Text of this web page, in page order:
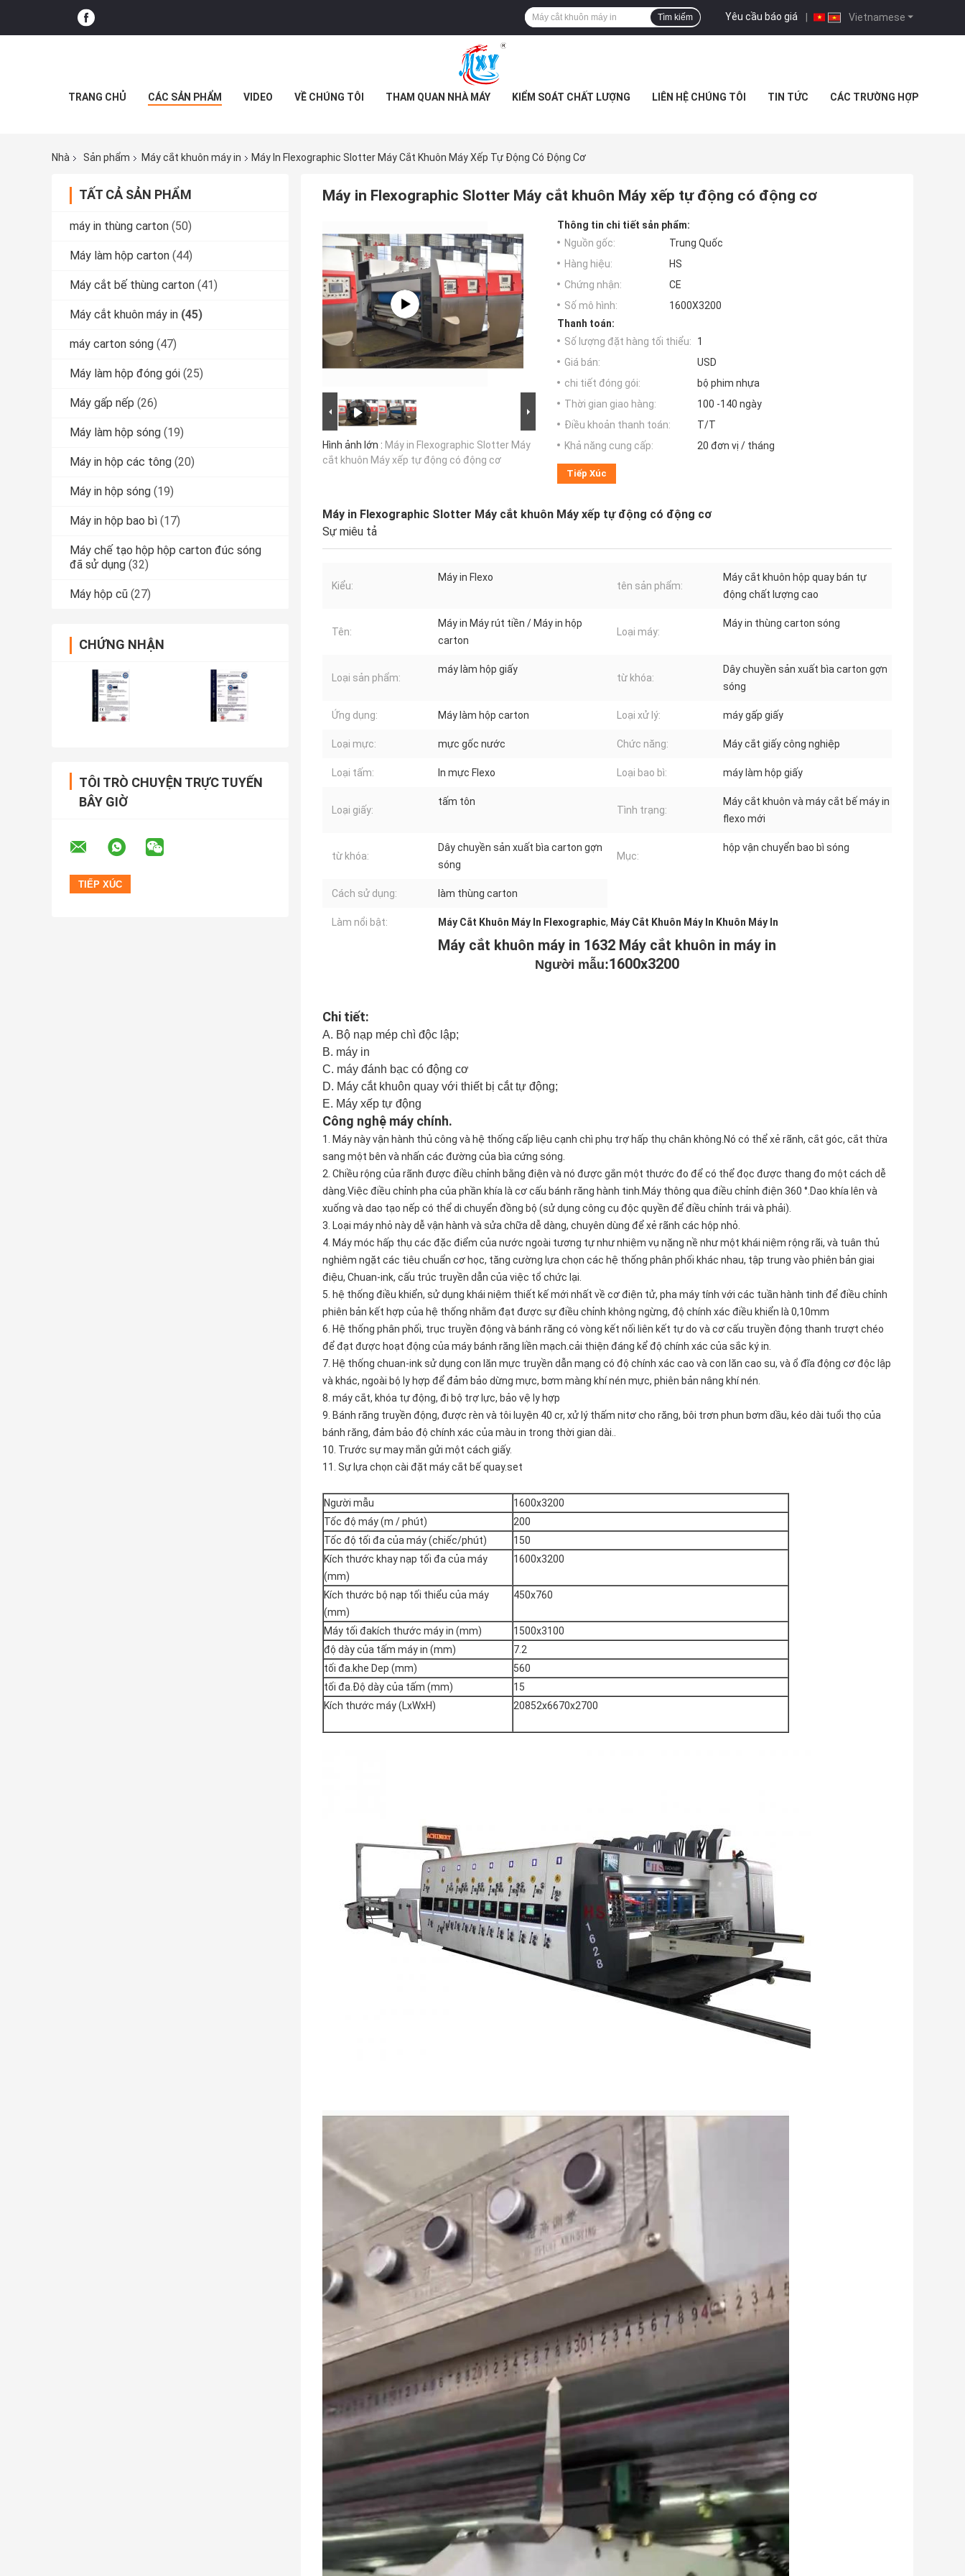
Vietnamese
Yêu cầu báo giá |
Tìm kiếm
TRANG CHỦ CÁC SẢN PHẨM VIDEO VỀ CHÚNG TÔI THAM QUAN NHÀ MÁY KIỂM SOÁT CHẤT LƯỢNG LIÊN HỆ CHÚNG TÔI TIN TỨC CÁC TRƯỜNG HỢP
Nhà Sản phẩm Máy cắt khuôn máy in Máy In Flexographic Slotter Máy Cắt Khuôn Máy Xếp Tự Động Có Động Cơ
TẤT CẢ SẢN PHẨM
máy in thùng carton (50)
Máy làm hộp carton (44)
Máy cắt bế thùng carton (41)
Máy cắt khuôn máy in (45)
máy carton sóng (47)
Máy làm hộp đóng gói (25)
Máy gấp nếp (26)
Máy làm hộp sóng (19)
Máy in hộp các tông (20)
Máy in hộp sóng (19)
Máy in hộp bao bì (17)
Máy chế tạo hộp hộp carton đúc sóng
đã sử dụng (32)
Máy hộp cũ (27)
CHỨNG NHẬN
TÔI TRÒ CHUYỆN TRỰC TUYẾN
BÂY GIỜ
Máy in Flexographic Slotter Máy cắt khuôn Máy xếp tự động có động cơ
Hình ảnh lớn : Máy in Flexographic Slotter Máy
cắt khuôn Máy xếp tự động có động cơ
Thông tin chi tiết sản phẩm:
Nguồn gốc:
Trung Quốc
Hàng hiệu:
HS
Chứng nhận:
CE
Số mô hình:
1600X3200
Thanh toán:
Số lượng đặt hàng tối thiểu:
1
Giá bán:
USD
chi tiết đóng gói:
bộ phim nhựa
Thời gian giao hàng:
100 -140 ngày
Điều khoản thanh toán:
T/T
Khả năng cung cấp:
20 đơn vị / tháng
Tiếp Xúc
Máy in Flexographic Slotter Máy cắt khuôn Máy xếp tự động có động cơ
Sự miêu tả
Kiểu:
Máy in Flexo
tên sản phẩm:
Máy cắt khuôn hộp quay bán tự
động chất lượng cao
Tên:
Máy in Máy rút tiền / Máy in hộp
carton
Loại máy:
Máy in thùng carton sóng
Loại sản phẩm:
máy làm hộp giấy
từ khóa:
Dây chuyền sản xuất bìa carton gợn
sóng
Ứng dụng: Máy làm hộp carton Loại xử lý: máy gấp giấy
Loại mực: mực gốc nước Chức năng: Máy cắt giấy công nghiệp
Loại tấm: In mực Flexo Loại bao bì: máy làm hộp giấy
Loại giấy:
tấm tôn
Tình trạng:
Máy cắt khuôn và máy cắt bế máy in
flexo mới
từ khóa:
Dây chuyền sản xuất bìa carton gợn
sóng
Mục:
hộp vận chuyển bao bì sóng
Cách sử dụng: làm thùng carton
Làm nổi bật: Máy Cắt Khuôn Máy In Flexographic, Máy Cắt Khuôn Máy In Khuôn Máy In
Máy cắt khuôn máy in 1632 Máy cắt khuôn in máy in
Người mẫu:1600x3200
Chi tiết:
A. Bộ nạp mép chì độc lập;
B. máy in
C. máy đánh bạc có động cơ
D. Máy cắt khuôn quay với thiết bị cắt tự động;
E. Máy xếp tự động
Công nghệ máy chính.
1. Máy này vận hành thủ công và hệ thống cấp liệu cạnh chì phụ trợ hấp thụ chân không.Nó có thể xẻ rãnh, cắt góc, cắt thừa
sang một bên và nhấn các đường của bìa cứng sóng.
2. Chiều rộng của rãnh được điều chỉnh bằng điện và nó được gắn một thước đo để có thể đọc được thang đo một cách dễ
dàng.Việc điều chỉnh pha của phần khía là cơ cấu bánh răng hành tinh.Máy thông qua điều chỉnh điện 360 °.Dao khía lên và
xuống và dao tạo nếp có thể di chuyển đồng bộ (sử dụng công cụ độc quyền để điều chỉnh trái và phải).
3. Loại máy nhỏ này dễ vận hành và sửa chữa dễ dàng, chuyên dùng để xẻ rãnh các hộp nhỏ.
4. Máy móc hấp thụ các đặc điểm của nước ngoài tương tự như nhiệm vụ nặng nề như một khái niệm rộng rãi, và tuân thủ
nghiêm ngặt các tiêu chuẩn cơ học, tăng cường lựa chọn các hệ thống phân phối khác nhau, tập trung vào phiên bản giai
điệu, Chuan-ink, cấu trúc truyền dẫn của việc tổ chức lại.
5. hệ thống điều khiển, sử dụng khái niệm thiết kế mới nhất về cơ điện tử, pha máy tính với các tuần hành tinh để điều chỉnh
phiên bản kết hợp của hệ thống nhằm đạt được sự điều chỉnh không ngừng, độ chính xác điều khiển là 0,10mm
6. Hệ thống phân phối, trục truyền động và bánh răng có vòng kết nối liên kết tự do và cơ cấu truyền động thanh trượt chéo
để đạt được hoạt động của máy bánh răng liền mạch.cải thiện đáng kể độ chính xác của sắc ký in.
7. Hệ thống chuan-ink sử dụng con lăn mực truyền dẫn mạng có độ chính xác cao và con lăn cao su, và ổ đĩa động cơ độc lập
và khác, ngoài bộ ly hợp để đảm bảo dừng mực, bơm màng khí nén mực, phiên bản nâng khí nén.
8. máy cắt, khóa tự động, đi bộ trợ lực, bảo vệ ly hợp
9. Bánh răng truyền động, được rèn và tôi luyện 40 cr, xử lý thấm nitơ cho răng, bôi trơn phun bơm dầu, kéo dài tuổi thọ của
bánh răng, đảm bảo độ chính xác của màu in trong thời gian dài..
10. Trước sự may mắn gửi một cách giấy.
11. Sự lựa chọn cài đặt máy cắt bế quay.set
Người mẫu
1600x3200
Tốc độ máy (m / phút)
200
Tốc độ tối đa của máy (chiếc/phút)
150
Kích thước khay nạp tối đa của máy
(mm)
1600x3200
Kích thước bộ nạp tối thiểu của máy
(mm)
450x760
Máy tối đakích thước máy in (mm)
1500x3100
độ dày của tấm máy in (mm)
7.2
tối đa.khe Dep (mm)
560
tối đa.Độ dày của tấm (mm)
15
Kích thước máy (LxWxH)
20852x6670x2700